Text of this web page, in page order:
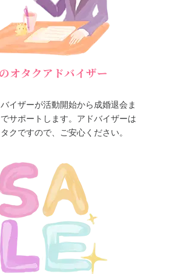
オタクアドバイザー
イザーが活動開始から成婚退会ま
サポートします。アドバイザーは
クですので、ご安心ください。